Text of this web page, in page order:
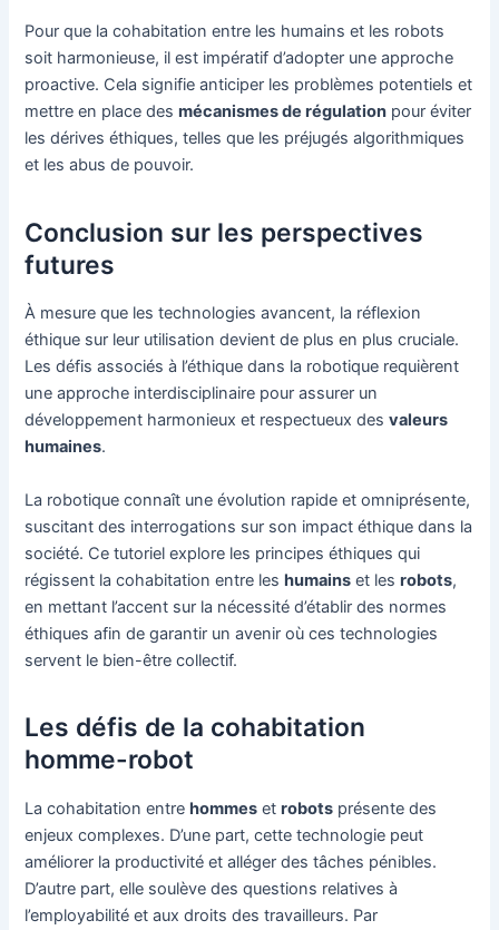
Pour que la cohabitation entre les humains et les robots
soit harmonieuse, il est impératif d’adopter une approche
proactive. Cela signifie anticiper les problèmes potentiels et
mettre en place desmécanismes de régulation pour éviter
les dérives éthiques, telles que les préjugés algorithmiques
et les abus de pouvoir.
Conclusion sur les perspectives
futures
À mesure que les technologies avancent, la réflexion
éthique sur leur utilisation devient de plus en plus cruciale.
Les défis associés à l’éthique dans la robotique requièrent
une approche interdisciplinaire pour assurer un
développement harmonieux et respectueux desvaleurs
humaines.
La robotique connaît une évolution rapide et omniprésente,
suscitant des interrogations sur son impact éthique dans la
société. Ce tutoriel explore les principes éthiques qui
régissent la cohabitation entre leshumains et lesrobots,
en mettant l’accent sur la nécessité d’établir des normes
éthiques afin de garantir un avenir où ces technologies
servent le bien-être collectif.
Les défis de la cohabitation
homme-robot
La cohabitation entrehommes etrobots présente des
enjeux complexes. D’une part, cette technologie peut
améliorer la productivité et alléger des tâches pénibles.
D’autre part, elle soulève des questions relatives à
l’employabilité et aux droits des travailleurs. Par